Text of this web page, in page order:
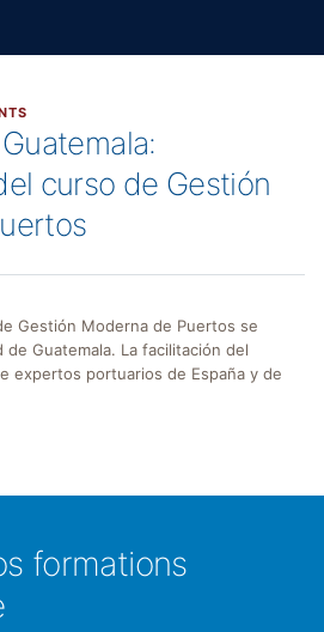
curso de Gestión
Gestión Moderna de Puertos se
de Guatemala. La facilitación del
expertos portuarios de España y de
formations